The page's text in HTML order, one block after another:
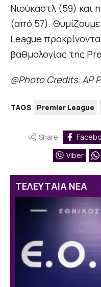
Νιούκαστλ (59) και
(από 57).
League
βαθμολογίας της
@Photo Credits: AP
TAGS Premier League
Share
Viber
ΤΕΛΕΥΤΑΙΑ ΝΕΑ